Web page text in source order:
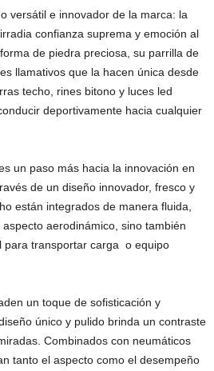
versátil e innovador de la marca: la
confianza suprema y emoción al
de piedra preciosa, su parrilla de
llamativos que la hacen única desde
techo, rines bitono y luces led
deportivamente hacia cualquier
un paso más hacia la innovación en
de un diseño innovador, fresco y
están integrados de manera fluida,
aerodinámico, sino también
para transportar carga o equipo
un toque de sofisticación y
único y pulido brinda un contraste
Combinados con neumáticos
tanto el aspecto como el desempeño